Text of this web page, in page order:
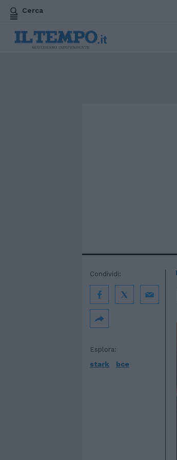
Cerca
Esplora:
stark bce
Condividi: